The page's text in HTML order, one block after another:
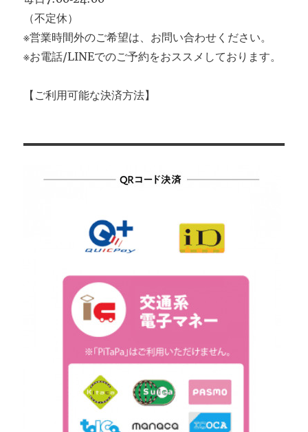
（不定休）
※営業時間外のご希望は、お問い合わせください。
※お電話/LINEでのご予約をおススメしております。
【ご利用可能な決済方法】